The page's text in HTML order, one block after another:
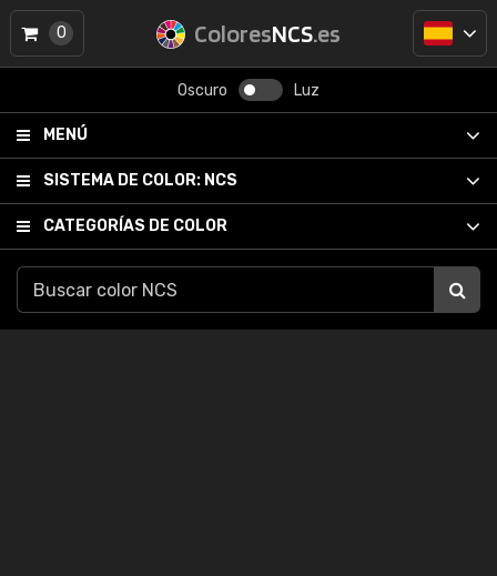
ColoresNCS.es
Oscuro Luz
MENÚ
SISTEMA DE COLOR: NCS
CATEGORÍAS DE COLOR
0